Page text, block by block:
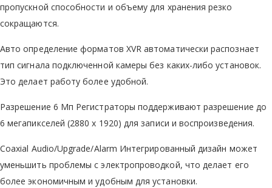
пропускной способности и объему для хранения резко
сокращаются.
Авто определение форматов XVR автоматически распознает
тип сигнала подключенной камеры без каких-либо установок.
Это делает работу более удобной.
Разрешение 6 Мп Регистраторы поддерживают разрешение до
6 мегапикселей (2880 х 1920) для записи и воспроизведения.
Coaxial Audio/Upgrade/Alarm Интегрированный дизайн может
уменьшить проблемы с электропроводкой, что делает его
более экономичным и удобным для установки.